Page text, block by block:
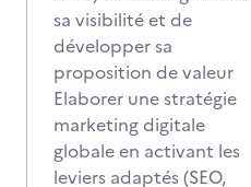
sa visibilité et de
développer sa
proposition de valeur
Elaborer une stratégie
marketing digitale
globale en activant les
leviers adaptés (SEO,